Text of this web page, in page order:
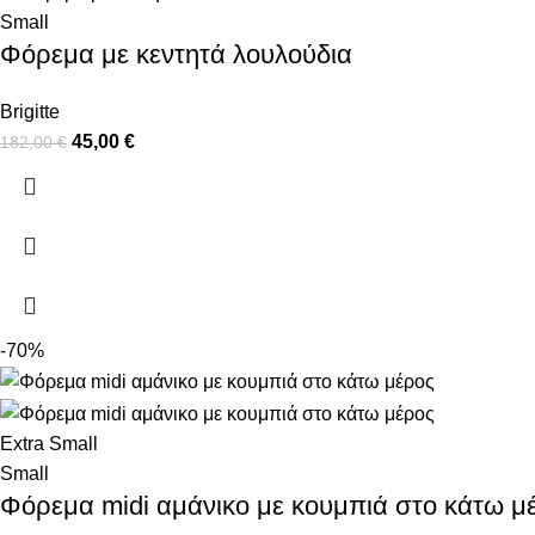
Small
Φόρεμα με κεντητά λουλούδια
Brigitte
182,00€ 45,00 €
-70%
Extra Small
Small
Φόρεμα midi αμάνικο με κουμπιά στο κάτω